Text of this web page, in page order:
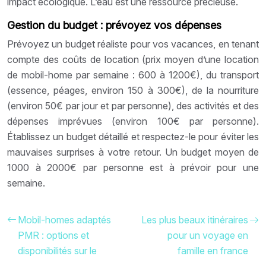
Gestion du budget : prévoyez vos dépenses
Prévoyez un budget réaliste pour vos vacances, en tenant
compte des coûts de location (prix moyen d’une location
de mobil-home par semaine : 600 à 1200€), du transport
(essence, péages, environ 150 à 300€), de la nourriture
(environ 50€ par jour et par personne), des activités et des
dépenses imprévues (environ 100€ par personne).
Établissez un budget détaillé et respectez-le pour éviter les
mauvaises surprises à votre retour. Un budget moyen de
1000 à 2000€ par personne est à prévoir pour une
semaine.
Mobil-homes adaptés
PMR : options et
disponibilités sur le
Les plus beaux itinéraires
pour un voyage en
famille en france